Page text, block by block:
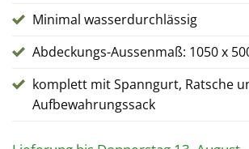
Minimal wasserdurchlässig
Abdeckungs-Aussenmaß: 1050 x
komplett mit Spanngurt, Ratsche
Aufbewahrungssack